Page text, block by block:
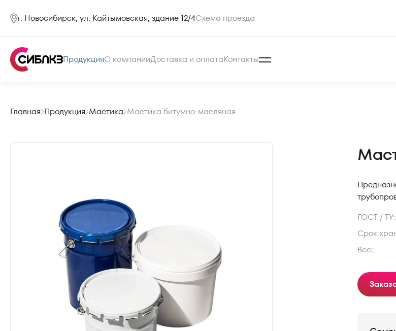
г. Новосибирск, ул. Кайтымовская, здание 12/4Схема проезда
ПродукцияО компанииДоставка и оплатаКонтакты
Главная Продукция Мастика Мастика битумно-масляная
ГОСТ / ТУ:
Срок
Вес: